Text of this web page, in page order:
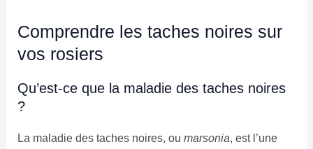
Comprendre les taches noires sur
vos rosiers
Qu’est-ce que la maladie des taches noires
?
La maladie des taches noires, ou marsonia, est l’une